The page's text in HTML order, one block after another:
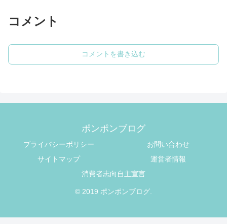
コメント
コメントを書き込む
ポンポンブログ
プライバシーポリシー
お問い合わせ
サイトマップ
運営者情報
消費者志向自主宣言
© 2019 ポンポンブログ.